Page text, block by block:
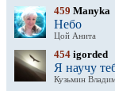
459 Manyka
Небо
Цой Анита
454 igorded
Я научу
Кузьмин